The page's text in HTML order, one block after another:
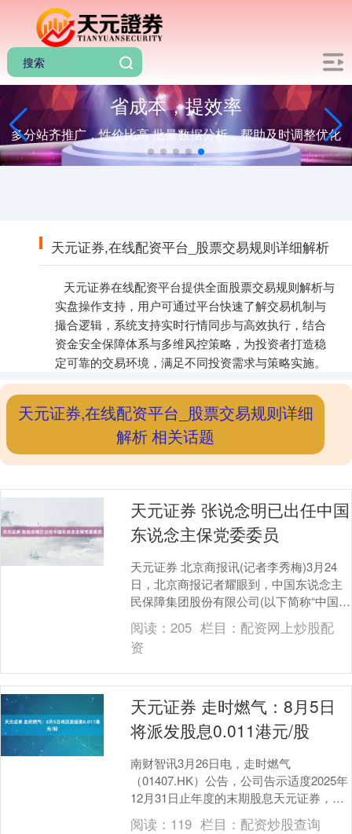
省成本，提效率
多分站齐推广，性价比高 批量数据分析，帮助及时调整优化
天元证券,在线配资平台_股票交易规则详细解析
天元证券在线配资平台提供全面股票交易规则解析与
实盘操作支持，用户可通过平台快速了解交易机制与
撮合逻辑，系统支持实时行情同步与高效执行，结合
资金安全保障体系与多维风控策略，为投资者打造稳
定可靠的交易环境，满足不同投资需求与策略实施。
天元证券,在线配资平台_股票交易规则详细
解析 相关话题
天元证券 张说念明已出任中国
东说念主保党委委员
天元证券 北京商报讯(记者李秀梅)3月24
日，北京商报记者耀眼到，中国东说念主
民保障集团股份有限公司(以下简称“中国东
说念主保（601319）”)官网显现，张说....
阅读：205 栏目： 配资网上炒股配
资
天元证券 走时燃气：8月5日
将派发股息0.011港元/股
南财智讯3月26日电，走时燃气
（01407.HK）公告，公司告示适度2025年
12月31日止年度的末期股息天元证券，每
股派发0.011港元，股息派发日为2026....
阅读： 119 栏目： 配资炒股查询